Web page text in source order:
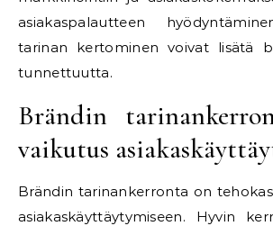
asiakaspalautteen
tarinan kertominen voivat lisätä
tunnettuutta.
Brändin
vaikutus
Brändin tarinankerronta on
asiakaskäyttäytymiseen. Hyvin